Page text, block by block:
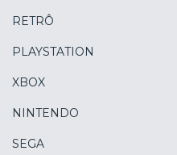
RETRÔ
PLAYSTATION
XBOX
NINTENDO
SEGA